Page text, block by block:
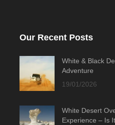
Our Recent Posts
White & Black
Adventure
19/01/2026
White Desert
Experience – Is